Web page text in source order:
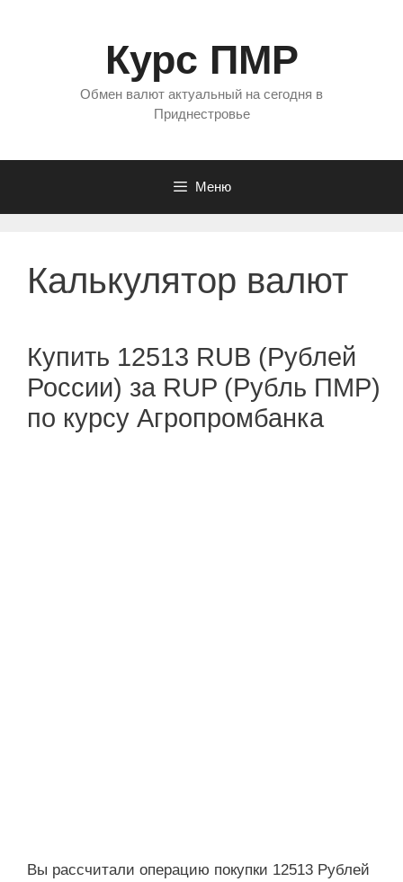
Курс ПМР
Обмен валют актуальный на сегодня в
Приднестровье
Меню
Калькулятор валют
Купить 12513 RUB (Рублей
России) за RUP (Рубль ПМР)
по курсу Агропромбанка
Вы рассчитали операцию покупки 12513 Рублей